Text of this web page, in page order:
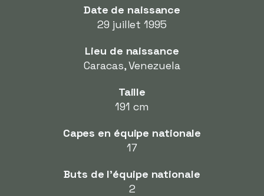
Date de naissance
29 juillet 1995
Lieu de naissance
Caracas, Venezuela
Taille
191 cm
Capes en équipe nationale
17
Buts de l'équipe nationale
2